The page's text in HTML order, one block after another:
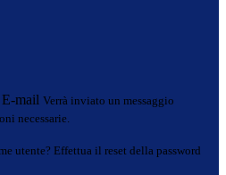
E-mail Verrà inviato un messaggio
necessarie.
utente? Effettua il reset della password